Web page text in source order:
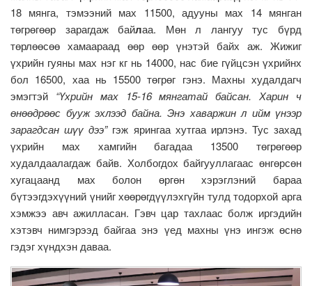
18 мянга, тэмээний мах 11500, адууны мах 14 мянган
төгрөгөөр зарагдаж байлаа. Мөн л лангуу тус бүрд
төрлөөсөө хамаараад өөр өөр үнэтэй байх аж. Жижиг
үхрийн гуяны мах нэг кг нь 14000, нас бие гүйцсэн үхрийнх
бол 16500, хаа нь 15500 төгрөг гэнэ. Махны худалдагч
эмэгтэй “Үхрийн мах 15-16 мянгатай байсан. Харин ч
өнөөдрөөс бууж эхлээд байна. Энэ хаваржин л ийм үнээр
зарагдсан шүү дээ”гэж ярингаа хутгаа ирлэнэ. Тус захад
үхрийн мах хамгийн багадаа 13500 төгрөгөөр
худалдаалагдаж байв. Холбогдох байгууллагаас өнгөрсөн
хугацаанд мах болон өргөн хэрэглэний бараа
бүтээгдэхүүний үнийг хөөрөгдүүлэхгүйн тулд тодорхой арга
хэмжээ авч ажилласан. Гэвч цар тахлаас болж иргэдийн
хэтэвч нимгэрээд байгаа энэ үед махны үнэ ингэж өснө
гэдэг хүндхэн даваа.